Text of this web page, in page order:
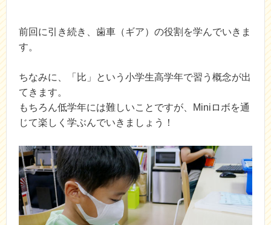
前回に引き続き、歯車（ギア）の役割を学んでいきま
す。
ちなみに、「比」という小学生高学年で習う概念が出
てきます。
もちろん低学年には難しいことですが、Miniロボを通
じて楽しく学ぶんでいきましょう！